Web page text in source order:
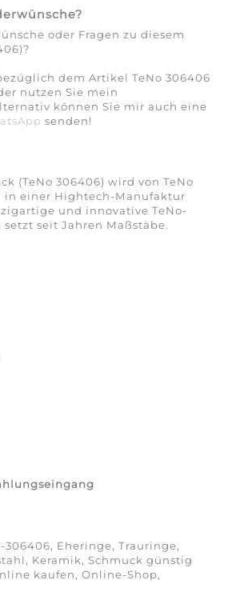
oder Fragen zu diesem
dem Artikel TeNo 306406
nutzen Sie mein
können Sie mir auch eine
senden!
(TeNo 306406) wird von TeNo
in einer Hightech-Manufaktur
und innovative TeNo-
seit Jahren Maßstäbe.
306406, Eheringe, Trauringe,
Keramik, Schmuck günstig
kaufen, Online-Shop,